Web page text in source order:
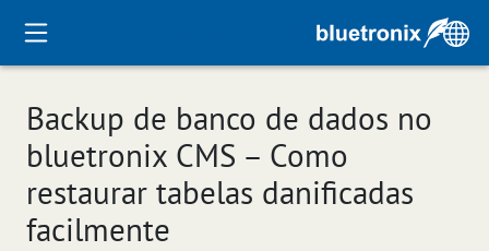
Backup de banco de dados no
bluetronix CMS – Como
restaurar tabelas danificadas
facilmente